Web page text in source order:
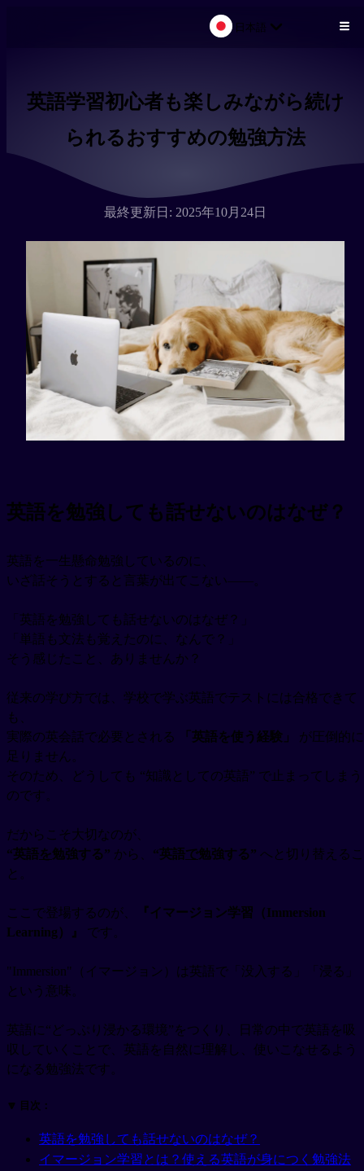
日本語
英語学習初心者も楽しみながら続け
られるおすすめの勉強方法
最終更新日: 2025年10月24日
英語を勉強しても話せないのはなぜ？
英語を一生懸命勉強しているのに、
いざ話そうとすると言葉が出てこない——。
「英語を勉強しても話せないのはなぜ？」
「単語も文法も覚えたのに、なんで？」
そう感じたこと、ありませんか？
従来の学び方では、学校で学ぶ英語でテストには合格できて
も、
実際の英会話で必要とされる
「英語を使う経験」
が圧倒的に
足りません。
そのため、どうしても “知識としての英語” で止まってしまう
のです。
だからこそ大切なのが、
“英語を勉強する” から、 “英語で勉強する” へと切り替えるこ
と。
ここで登場するのが、
『イマージョン学習（Immersion
Learning）』
です。
"Immersion"（イマージョン）は英語で「没入する」「浸る」
という意味。
英語に“どっぷり浸かる環境”をつくり、日常の中で英語を吸
収していくことで、英語を自然に理解し、使いこなせるよう
になる勉強法です。
🔽 目次：
英語を勉強しても話せないのはなぜ？
イマージョン学習とは？使える英語が身につく勉強法